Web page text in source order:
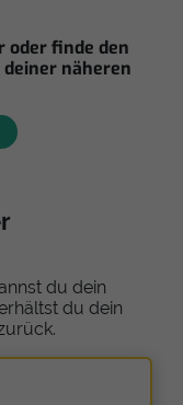
oder finde den
näheren
du dein
du dein